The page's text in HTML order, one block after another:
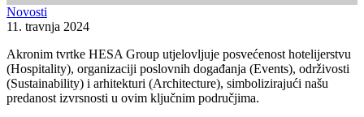
Novosti
11. travnja 2024
Akronim tvrtke HESA Group utjelovljuje posvećenost hotelijerstvu
(Hospitality), organizaciji poslovnih događanja (Events), održivosti
(Sustainability) i arhitekturi (Architecture), simbolizirajući našu
predanost izvrsnosti u ovim ključnim područjima.